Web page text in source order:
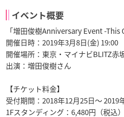
イベント概要
「増田俊樹Anniversary Event -This
開催日時：2019年3月8日(金) 19:00
開催場所：東京・マイナビBLITZ赤
出演：増田俊樹さん
【チケット料金】
受付期間：2018年12月25日～ 2019
1Fスタンディング：6,480円（税込）